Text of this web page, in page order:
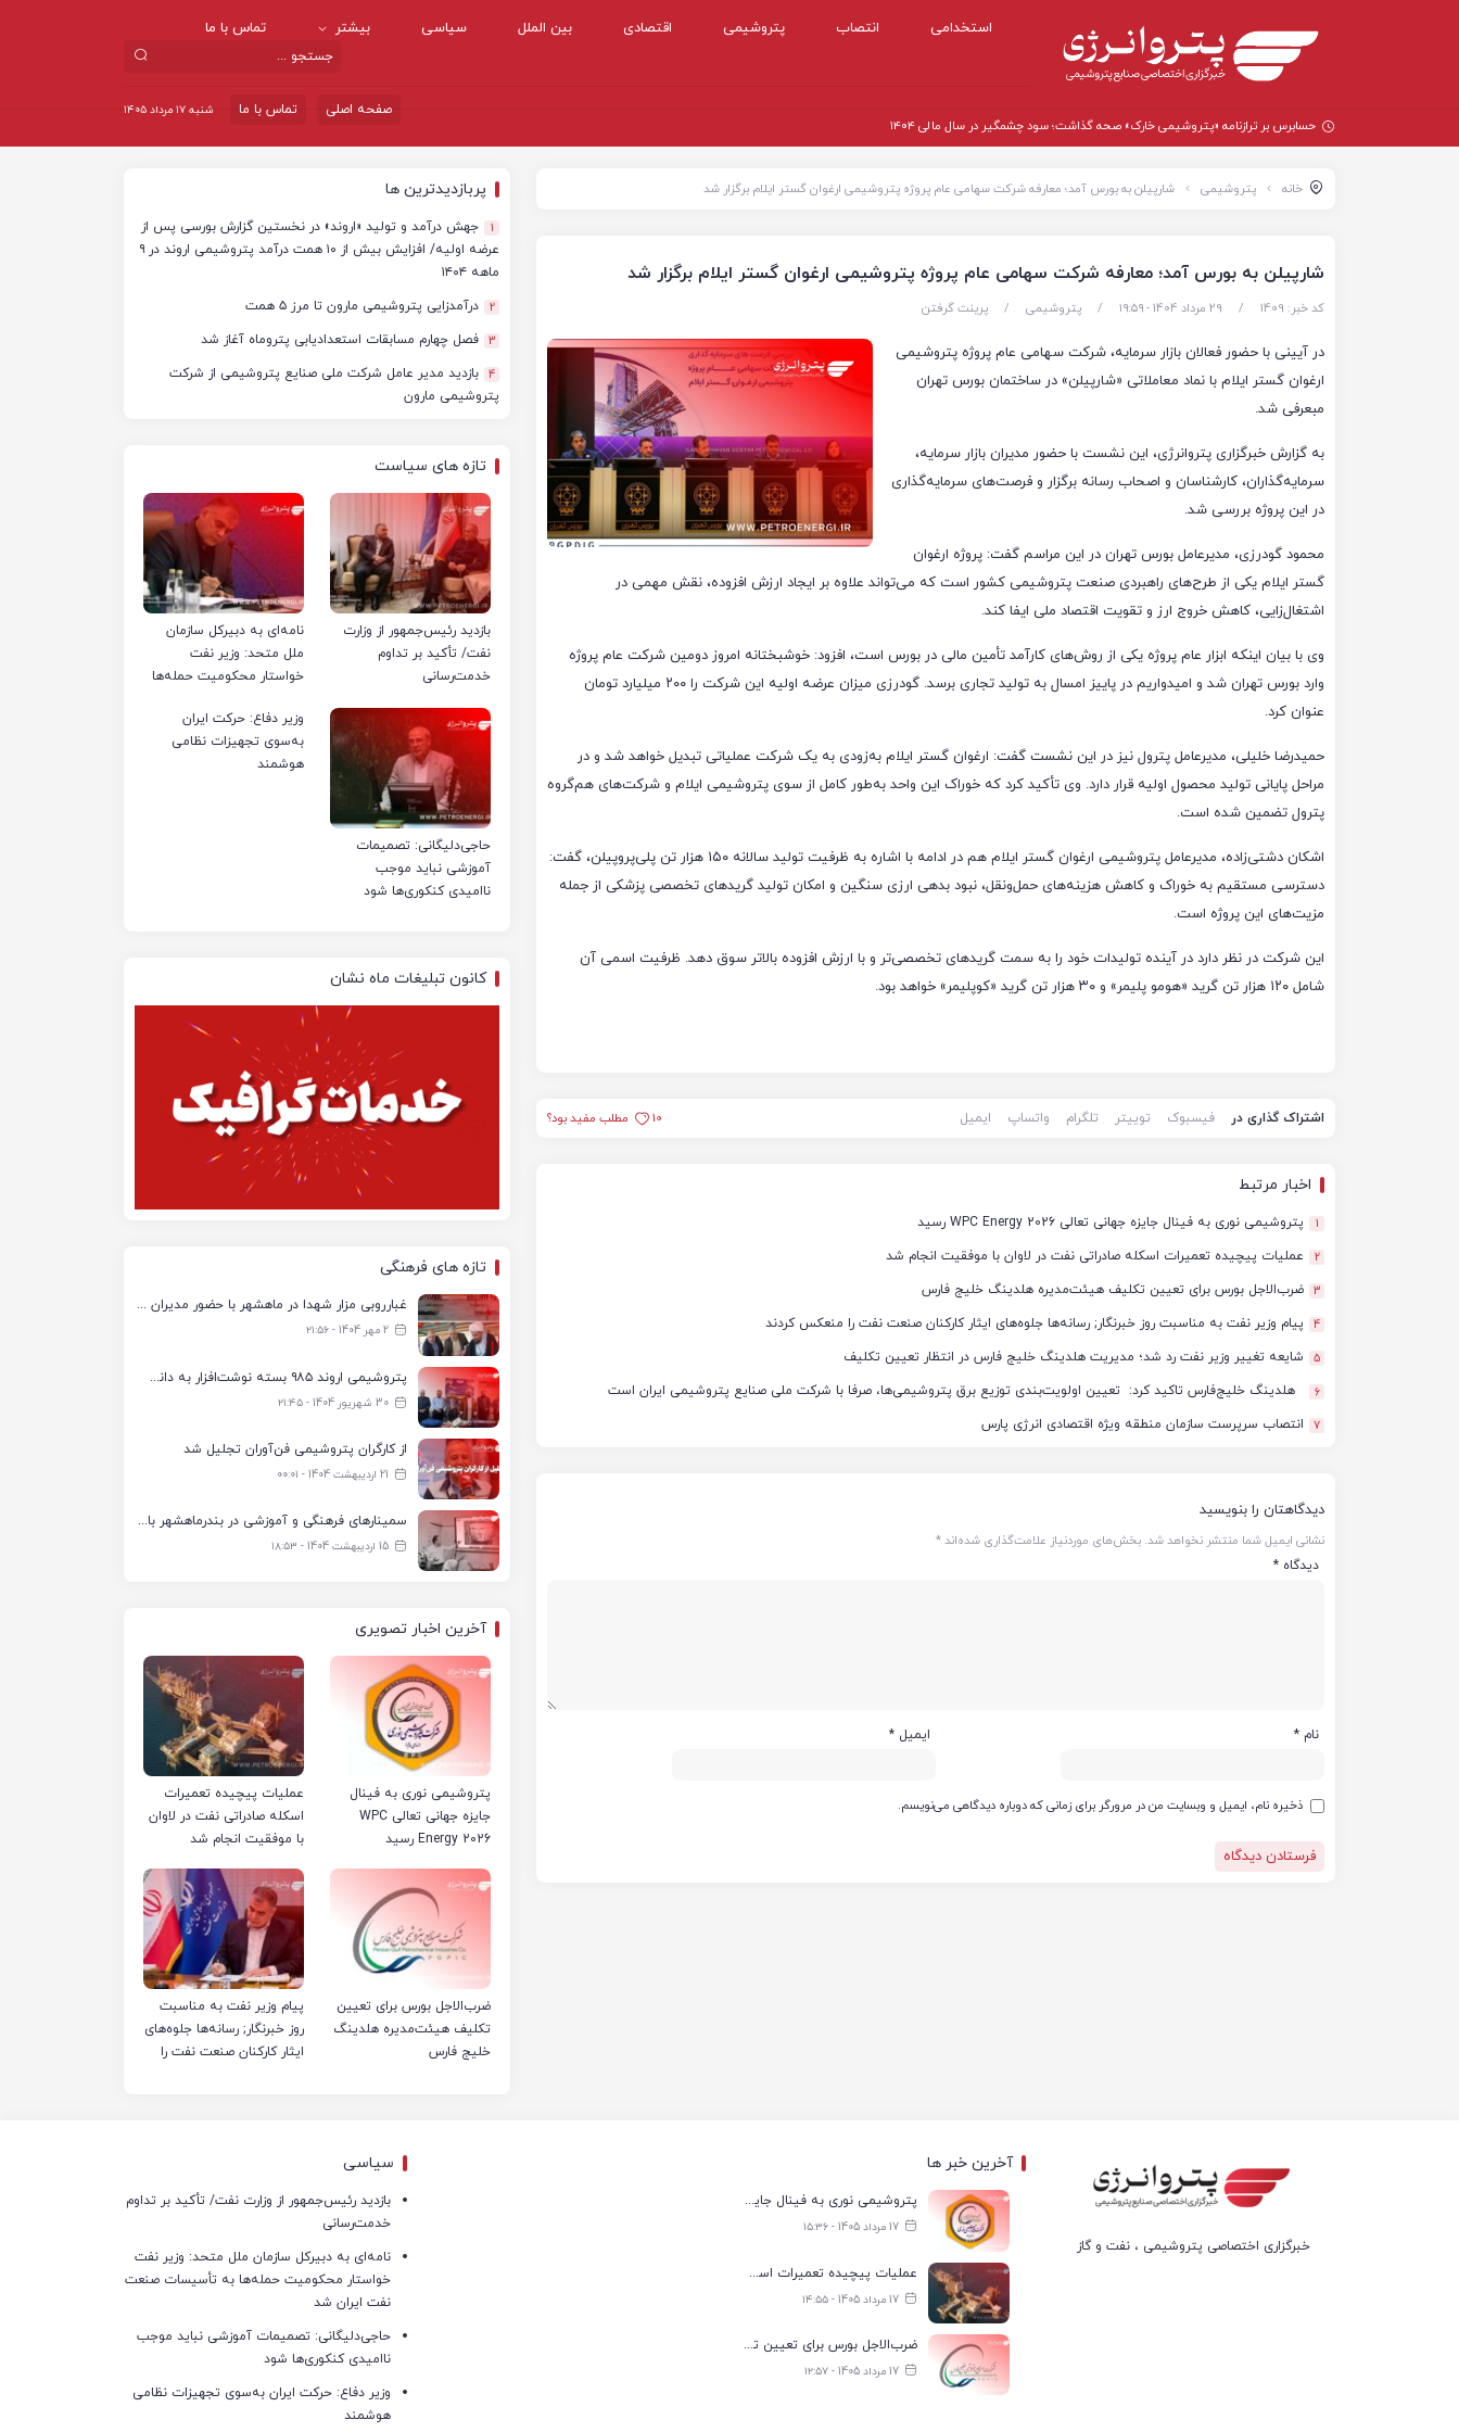
استخدامی انتصاب پتروشیمی اقتصادی بین الملل سیاسی بیشتر تماس با ما
شنبه ۱۷ مرداد ۱۴۰۵ تماس با ما
صفحه اصلی
حسابرس بر ترازنامه «پتروشیمی خارک» صحه گذاشت؛ سود چشمگیر در سال مالی ۱۴۰۴
خانه پتروشیمی شارپیلن به بورس آمد؛ معارفه شرکت سهامی عام پروژه پتروشیمی ارغوان گستر ایلام برگزار شد
شارپیلن به بورس آمد؛ معارفه شرکت سهامی عام پروژه پتروشیمی ارغوان گستر ایلام برگزار شد
کد خبر: 1409 / 29 مرداد 1404 - ۱۹:۵۹ / پتروشیمی / پرینت گرفتن
در آیینی با حضور فعالان بازار سرمایه، شرکت سهامی عام پروژه پتروشیمی
ارغوان گستر ایلام با نماد معاملاتی «شارپیلن» در ساختمان بورس تهران
مبعرفی شد.
به گزارش خبرگزاری پتروانرژی، این نشست با حضور مدیران بازار سرمایه،
سرمایه‌گذاران، کارشناسان و اصحاب رسانه برگزار و فرصت‌های سرمایه‌گذاری
در این پروژه بررسی شد.
محمود گودرزی، مدیرعامل بورس تهران در این مراسم گفت: پروژه ارغوان
گستر ایلام یکی از طرح‌های راهبردی صنعت پتروشیمی کشور است که می‌تواند علاوه بر ایجاد ارزش افزوده، نقش مهمی در
اشتغال‌زایی، کاهش خروج ارز و تقویت اقتصاد ملی ایفا کند.
وی با بیان اینکه ابزار عام پروژه یکی از روش‌های کارآمد تأمین مالی در بورس است، افزود: خوشبختانه امروز دومین شرکت عام پروژه
وارد بورس تهران شد و امیدواریم در پاییز امسال به تولید تجاری برسد. گودرزی میزان عرضه اولیه این شرکت را ۲۰۰ میلیارد تومان
عنوان کرد.
حمیدرضا خلیلی، مدیرعامل پترول نیز در این نشست گفت: ارغوان گستر ایلام به‌زودی به یک شرکت عملیاتی تبدیل خواهد شد و در
مراحل پایانی تولید محصول اولیه قرار دارد. وی تأکید کرد که خوراک این واحد به‌طور کامل از سوی پتروشیمی ایلام و شرکت‌های هم‌گروه
پترول تضمین شده است.
اشکان دشتی‌زاده، مدیرعامل پتروشیمی ارغوان گستر ایلام هم در ادامه با اشاره به ظرفیت تولید سالانه ۱۵۰ هزار تن پلی‌پروپیلن، گفت:
دسترسی مستقیم به خوراک و کاهش هزینه‌های حمل‌ونقل، نبود بدهی ارزی سنگین و امکان تولید گریدهای تخصصی پزشکی از جمله
مزیت‌های این پروژه است.
این شرکت در نظر دارد در آینده تولیدات خود را به سمت گریدهای تخصصی‌تر و با ارزش افزوده بالاتر سوق دهد. ظرفیت اسمی آن
شامل ۱۲۰ هزار تن گرید «هومو پلیمر» و ۳۰ هزار تن گرید «کوپلیمر» خواهد بود.
اشتراک گذاری در فیسبوک توییتر تلگرام واتساپ ایمیل 10 مطلب مفید بود؟
اخبار مرتبط
1 پتروشیمی نوری به فینال جایزه جهانی تعالی WPC Energy 2026 رسید
2 عملیات پیچیده تعمیرات اسکله صادراتی نفت در لاوان با موفقیت انجام شد
3 ضرب‌الاجل بورس برای تعیین تکلیف هیئت‌مدیره هلدینگ خلیج فارس
4 پیام وزیر نفت به مناسبت روز خبرنگار; رسانه‌ها جلوه‌های ایثار کارکنان صنعت نفت را منعکس کردند
5 شایعه تغییر وزیر نفت رد شد؛ مدیریت هلدینگ خلیج فارس در انتظار تعیین تکلیف
6 هلدینگ خلیج‌فارس تاکید کرد: تعیین اولویت‌بندی توزیع برق پتروشیمی‌ها، صرفا با شرکت ملی صنایع پتروشیمی ایران است
7 انتصاب سرپرست سازمان منطقه ویژه اقتصادی انرژی پارس
دیدگاهتان را بنویسید
نشانی ایمیل شما منتشر نخواهد شد. بخش‌های موردنیاز علامت‌گذاری شده‌اند*
دیدگاه *
نام * ایمیل *
ذخیره نام، ایمیل و وبسایت من در مرورگر برای زمانی که دوباره دیدگاهی می‌نویسم.
پربازدیدترین ها
1
جهش درآمد و تولید «اروند» در نخستین گزارش بورسی پس از
عرضه اولیه/ افزایش بیش از ۱۰ همت درآمد پتروشیمی اروند در ۹
ماهه ۱۴۰۴
2 درآمدزایی پتروشیمی مارون تا مرز ۵ همت
3 فصل چهارم مسابقات استعدادیابی پتروماه آغاز شد
4 بازدید مدیر عامل شرکت ملی صنایع پتروشیمی از شرکت
پتروشیمی مارون
تازه های سیاست
بازدید رئیس‌جمهور از وزارت
نفت/ تأکید بر تداوم
خدمت‌رسانی
نامه‌ای به دبیرکل سازمان
ملل متحد: وزیر نفت
خواستار محکومیت حمله‌ها
ایران شد
حاجی‌دلیگانی: تصمیمات
آموزشی نباید موجب
ناامیدی کنکوری‌ها شود
وزیر دفاع: حرکت ایران
به‌سوی تجهیزات نظامی
هوشمند
کانون تبلیغات ماه نشان
تازه های فرهنگی
غبارروبی مزار شهدا در ماهشهر با حضور مدیران پتروشیمی اروند و مسئولان شهری
2 مهر 1404 - ۲۱:۵۶
پتروشیمی اروند ۹۸۵ بسته نوشت‌افزار به دانش‌آموزان تحت پوشش کمیته امداد بندرماهشهر اهدا کرد
30 شهریور 1404 - ۲۱:۴۵
از کارگران پتروشیمی فن‌آوران تجلیل شد
21 اردیبهشت 1404 - ۰۰:۰۱
سمینارهای فرهنگی و آموزشی در بندرماهشهر با همکاری فرهنگ‌سرای پتروشیمی مارون
15 اردیبهشت 1404 - ۱۸:۵۳
آخرین اخبار تصویری
پتروشیمی نوری به فینال
جایزه جهانی تعالی WPC
Energy 2026 رسید
عملیات پیچیده تعمیرات
اسکله صادراتی نفت در لاوان
با موفقیت انجام شد
ضرب‌الاجل بورس برای تعیین
تکلیف هیئت‌مدیره هلدینگ
خلیج فارس
پیام وزیر نفت به مناسبت
روز خبرنگار; رسانه‌ها جلوه‌های
ایثار کارکنان صنعت نفت را
خبرگزاری اختصاصی پتروشیمی ، نفت و گاز
آخرین خبر ها
پتروشیمی نوری به فینال جایزه جهانی تعالی WPC Energy 2026 رسید
17 مرداد 1405 - ۱۵:۳۶
عملیات پیچیده تعمیرات اسکله صادراتی نفت در لاوان با موفقیت انجام شد
17 مرداد 1405 - ۱۴:۵۵
ضرب‌الاجل بورس برای تعیین تکلیف هیئت‌مدیره هلدینگ خلیج فارس
17 مرداد 1405 - ۱۲:۵۷
سیاسی
بازدید رئیس‌جمهور از وزارت نفت/ تأکید بر تداوم
خدمت‌رسانی
نامه‌ای به دبیرکل سازمان ملل متحد: وزیر نفت
خواستار محکومیت حمله‌ها به تأسیسات صنعت
نفت ایران شد
حاجی‌دلیگانی: تصمیمات آموزشی نباید موجب
ناامیدی کنکوری‌ها شود
وزیر دفاع: حرکت ایران به‌سوی تجهیزات نظامی
هوشمند